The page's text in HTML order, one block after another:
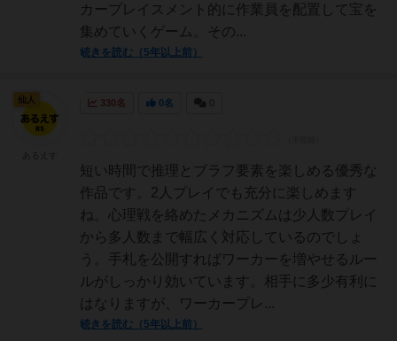
カープレイスメント的に作業員を配置して宝を
集めていくゲーム。その...
続きを読む（5年以上前）
330名 0名
短い時間で推理とブラフ要素を楽しめる優秀な
作品です。2人プレイでも充分に楽しめます
ね。心理戦を絡めたメカニズムは少人数プレイ
から多人数まで幅広く対応しているのでしょ
う。手札を公開すればワーカーを増やせるルー
ルがしっかり効いています。相手に多少有利に
はなりますが、ワーカープレ...
続きを読む（5年以上前）
仙人